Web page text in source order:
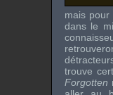
mais
dans le
trouve
Forgotten